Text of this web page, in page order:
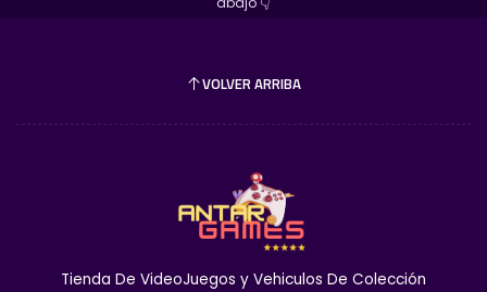
VOLVER ARRIBA
Tienda De VideoJuegos y Vehiculos De Colección